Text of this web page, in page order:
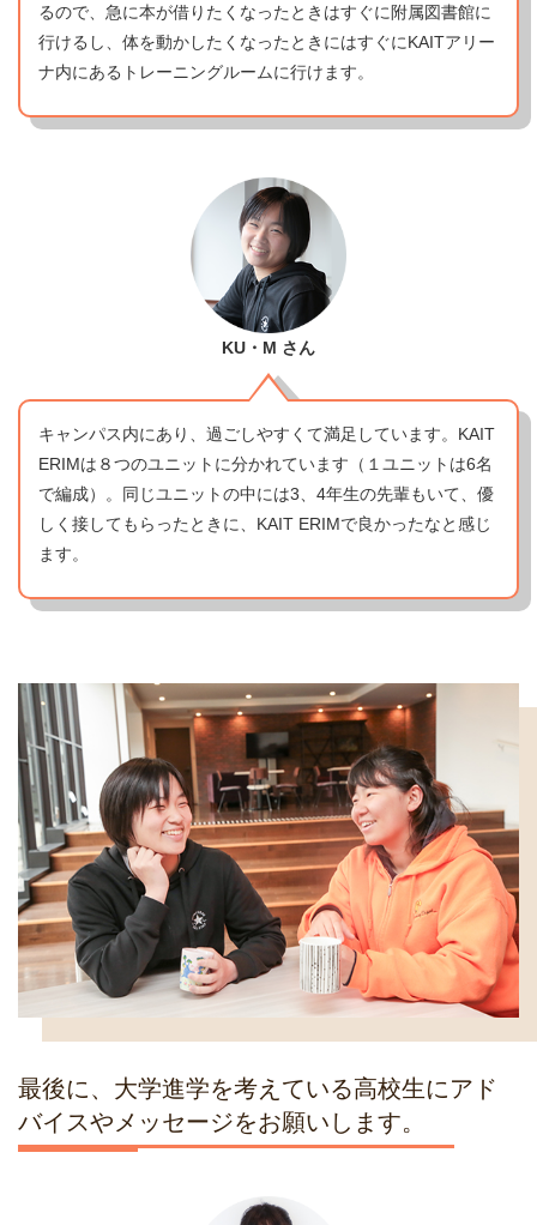
るので、急に本が借りたくなったときはすぐに附属図書館に
行けるし、体を動かしたくなったときにはすぐにKAITアリー
ナ内にあるトレーニングルームに行けます。
KU・M さん
キャンパス内にあり、過ごしやすくて満足しています。KAIT
ERIMは８つのユニットに分かれています（１ユニットは6名
で編成）。同じユニットの中には3、4年生の先輩もいて、優
しく接してもらったときに、KAIT ERIMで良かったなと感じ
ます。
最後に、大学進学を考えている高校生にアド
バイスやメッセージをお願いします。